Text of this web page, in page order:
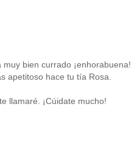
bien currado ¡enhorabuena!
apetitoso hace tu tía Rosa.
llamaré. ¡Cúidate mucho!